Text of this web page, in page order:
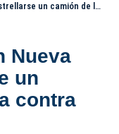
de la basura contra un andamio
Nueva
un
contra